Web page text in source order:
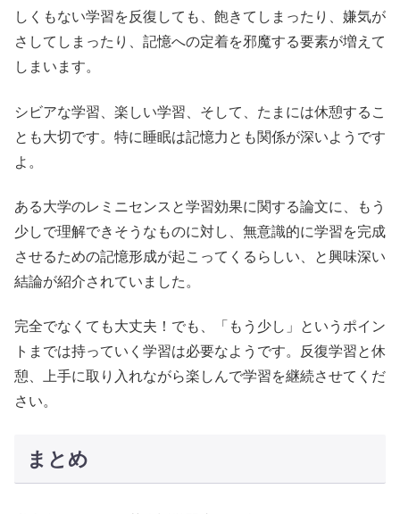
しくもない学習を反復しても、飽きてしまったり、嫌気が
さしてしまったり、記憶への定着を邪魔する要素が増えて
しまいます。
シビアな学習、楽しい学習、そして、たまには休憩するこ
とも大切です。特に睡眠は記憶力とも関係が深いようです
よ。
ある大学のレミニセンスと学習効果に関する論文に、もう
少しで理解できそうなものに対し、無意識的に学習を完成
させるための記憶形成が起こってくるらしい、と興味深い
結論が紹介されていました。
完全でなくても大丈夫！でも、「もう少し」というポイン
トまでは持っていく学習は必要なようです。反復学習と休
憩、上手に取り入れながら楽しんで学習を継続させてくだ
さい。
まとめ